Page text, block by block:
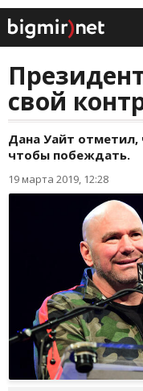
свой
Дана Уайт отметил,
чтобы побеждать.
19 марта 2019, 12:28